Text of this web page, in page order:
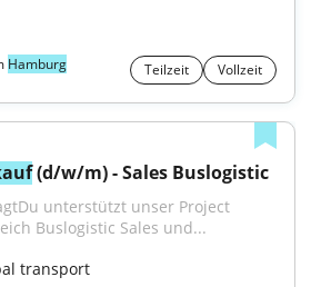
Hamburg Teilzeit Vollzeit
(d/w/m) - Sales Buslogistic
unterstützt unser Project
Buslogistic Sales und...
transport